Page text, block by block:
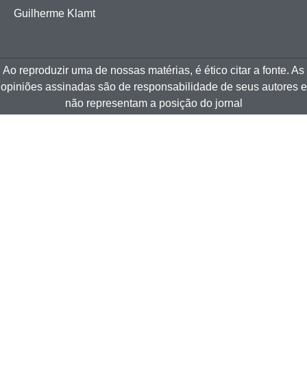
Guilherme Klamt
Ao reproduzir uma de nossas matérias, é ético citar a fonte. As
opiniões assinadas são de responsabilidade de seus autores e
não representam a posição do jornal